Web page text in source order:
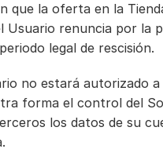
que la oferta en la
Usuario renuncia por la
legal de rescisión.
no estará autorizado
forma el control del
los datos de su